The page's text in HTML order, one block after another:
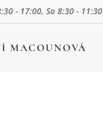
- 17:00, So 8:30 - 11:30
MACOUNOVÁ